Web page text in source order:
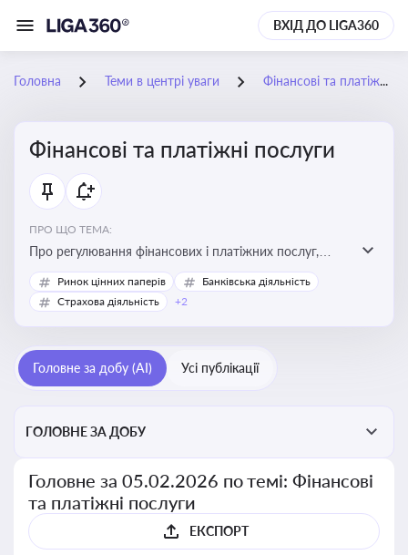
ВХІД ДО LIGA360
Головна Теми в центрі уваги Фінансові та платіжні послуги
Фінансові та платіжні послуги
ПРО ЩО ТЕМА:
Про регулювання фінансових і платіжних послуг,
управління коштами, приймання платежів та
дотримання ліцензійних вимог
Ринок цінних паперів
Банківська діяльність
Страхова діяльність
+2
Головне за добу (AI) Усі публікації
ГОЛОВНЕ ЗА ДОБУ
Головне за 05.02.2026 по темі: Фінансові
та платіжні послуги
ЕКСПОРТ